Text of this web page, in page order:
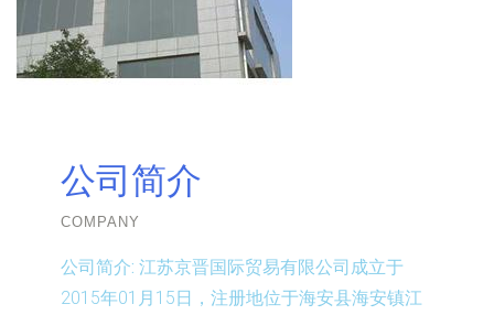
公司简介
COMPANY
公司简介: 江苏京晋国际贸易有限公司成立于
2015年01月15日，注册地位于海安县海安镇江